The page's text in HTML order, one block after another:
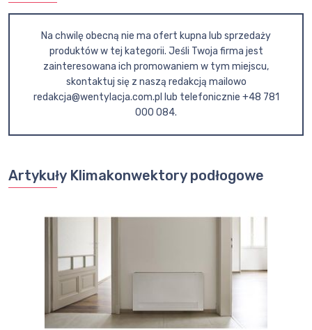
Na chwilę obecną nie ma ofert kupna lub sprzedaży
produktów w tej kategorii. Jeśli Twoja firma jest
zainteresowana ich promowaniem w tym miejscu,
skontaktuj się z naszą redakcją mailowo
redakcja@wentylacja.com.pl lub telefonicznie +48 781
000 084.
Artykuły Klimakonwektory podłogowe